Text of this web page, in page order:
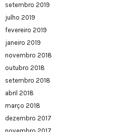
setembro 2019
julho 2019
fevereiro 2019
janeiro 2019
novembro 2018
outubro 2018
setembro 2018
abril 2018
março 2018
dezembro 2017